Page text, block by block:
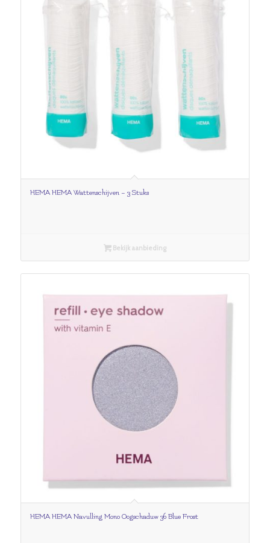
HEMA HEMA Wattenschijven – 3 Stuks
Bekijk aanbieding
HEMA HEMA Navulling Mono Oogschaduw 36 Blue Frost